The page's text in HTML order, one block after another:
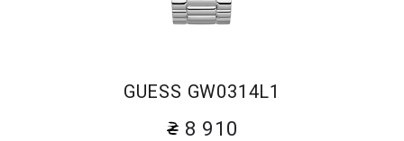
GUESS GW0314L1
8 910